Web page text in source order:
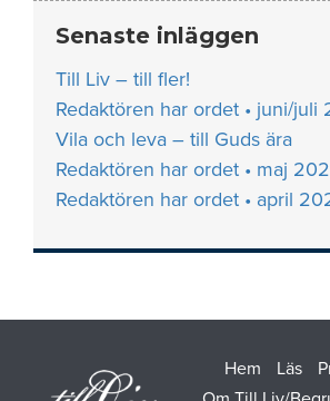
Senaste inläggen
Till Liv – till fler!
Redaktören har ordet • juni/juli
Vila och leva – till Guds ära
Redaktören har ordet • maj
Redaktören har ordet • april
Hem Läs